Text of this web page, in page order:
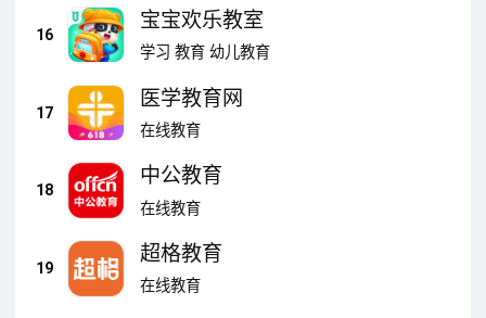
16
宝宝欢乐教室
学习 教育 幼儿教育
17
医学教育网
在线教育
18
中公教育
在线教育
19
超格教育
在线教育